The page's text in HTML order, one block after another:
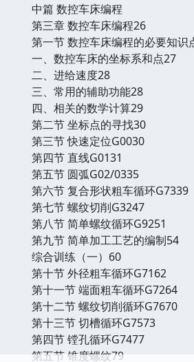
中篇 数控车床编程
第三章 数控车床编程26
第一节 数控车床编程的必要知识
一、数控车床的坐标系和点27
二、进给速度28
三、常用的辅助功能28
四、相关的数学计算29
第二节 坐标点的寻找30
第三节 快速定位G0030
第四节 直线G0131
第五节 圆弧G02/0335
第六节 复合形状粗车循环G7339
第七节 螺纹切削G3247
第八节 简单螺纹循环G9251
第九节 简单加工工艺的编制54
综合训练（一）60
第十节 外径粗车循环G7162
第十一节 端面粗车循环G7264
第十二节 螺纹切削循环G7670
第十三节 切槽循环G7573
第四节 镗孔循环G7477
第五节 锥度螺纹79